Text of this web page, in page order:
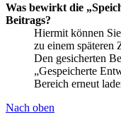
Was bewirkt die
Beitrags?
Hiermit können
zu einem späteren
Den gesicherten
„Gespeicherte
Bereich erneut
Nach oben